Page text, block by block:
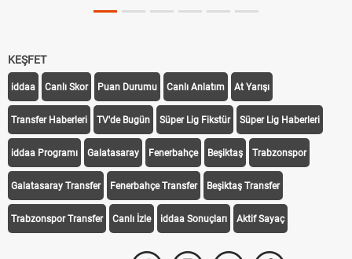
KEŞFET
iddaa Canlı Skor Puan Durumu Canlı Anlatım At Yarışı
Transfer Haberleri TV'de Bugün Süper Lig Fikstür Süper Lig Haberleri
iddaa Programı Galatasaray Fenerbahçe Beşiktaş Trabzonspor
Galatasaray Transfer Fenerbahçe Transfer Beşiktaş Transfer
Trabzonspor Transfer Canlı İzle iddaa Sonuçları Aktif Sayaç